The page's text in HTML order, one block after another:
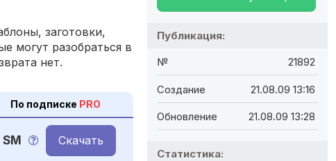
заготовки,
могут разобраться в
нет.
По подписке PRO
SM Скачать
Публикация:
№ 21892
Создание 21.08.09 13:16
Обновление 21.08.09 13:28
Статистика: